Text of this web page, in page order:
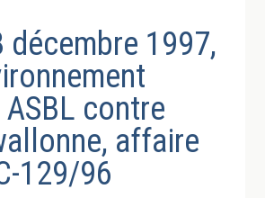
décembre 1997,
contre
affaire
129/96